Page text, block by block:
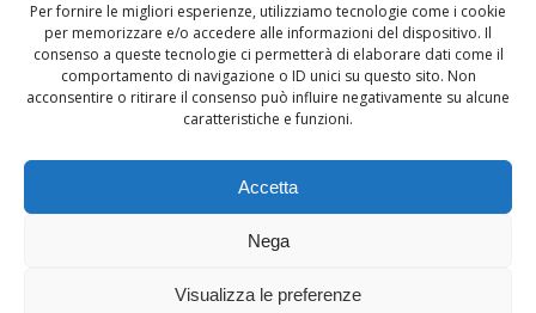
Per fornire le migliori esperienze, utilizziamo tecnologie come i cookie
per memorizzare e/o accedere alle informazioni del dispositivo. Il
consenso a queste tecnologie ci permetterà di elaborare dati come il
comportamento di navigazione o ID unici su questo sito. Non
acconsentire o ritirare il consenso può influire negativamente su alcune
caratteristiche e funzioni.
Accetta
Nega
Visualizza le preferenze
Commenti recenti
Nessun commento da mostrare.
Nessun archivio da mostrare.
Categorie
Nessuna categoria